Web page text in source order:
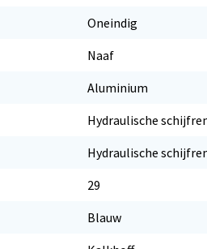
Oneindig
Naaf
Aluminium
Hydraulische
Hydraulische
29
Blauw